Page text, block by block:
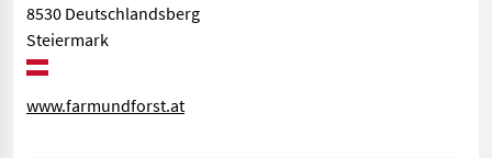
8530 Deutschlandsberg
Steiermark
www.farmundforst.at